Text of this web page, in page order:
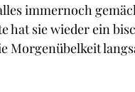
immernoch
hat sie wieder ein
Morgenübelkeit